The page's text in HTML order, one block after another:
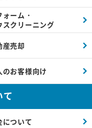
ォーム・
スクリーニング
産売却
のお客様向け
について